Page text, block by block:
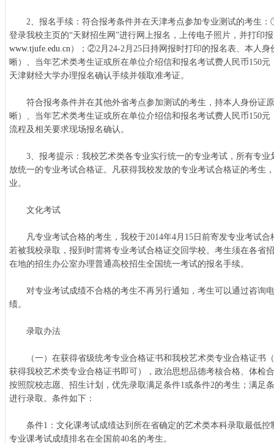
2、报名手续：符合报考条件并在天津考点参加专业测试的考生：
登录我校主页的“天财招生网”进行网上报名，上传电子照片，并打印
www.tjufe.edu.cn）；②2月24-2月25日持网报时打印的报名表、本人
晰）、当年艺术类考生证或所在单位介绍信和报名考试费人民币150
天津财经大学办理报名确认手续并领取准考证。
符合报考条件并在其他外省考点参加测试的考生，持本人身份证
晰）、当年艺术类考生证或所在单位介绍信和报名考试费人民币150
流程及相关要求现场报名确认。
3、报考提示：我校艺术类各专业实行统一的专业考试，所有专业
放统一的专业考试合格证。凡获得我校发放的专业考试合格证的考生
业。
文化考试
凡专业考试合格的考生，我校于2014年4月15日前寄发专业考试合
若被我校录取，报到时需将专业考试合格证交回学校。考生须在各省
在地的招生办公室办理普通高校招生全国统一考试的报名手续。
对专业考试成绩不合格的考生不再另行通知，考生可以通过咨询
绩。
录取办法
（一）在获得省级统考专业合格证书和我校艺术类专业合格证书
获得我校艺术类专业合格证书即可），政治思想品德考核合格、体检
按照院校志愿、招生计划，优先录取满足条件1或条件2的考生；满足
进行录取。条件如下：
条件1：文化课考试成绩达到所在省确定的艺术类本科录取最低控
专业课考试成绩排名在全国前40名的考生。